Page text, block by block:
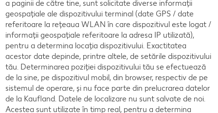
a paginii de către tine, sunt solicitate diverse informații
geospațiale ale dispozitivului terminal (date GPS / date
referitoare la rețeaua WLAN în care dispozitivul este logat /
informații geospațiale referitoare la adresa IP utilizată),
pentru a determina locația dispozitivului. Exactitatea
acestor date depinde, printre altele, de setările dispozitivului
tău. Determinarea poziției dispozitivului tău se efectuează
de la sine, pe dispozitivul mobil, din browser, respectiv de pe
sistemul de operare, și nu face parte din prelucrarea datelor
de la Kaufland. Datele de localizare nu sunt salvate de noi.
Acestea sunt utilizate în timp real, pentru a determina